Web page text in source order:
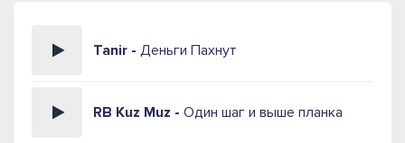
Tanir - Деньги Пахнут
RB Kuz Muz - Один шаг и выше планка